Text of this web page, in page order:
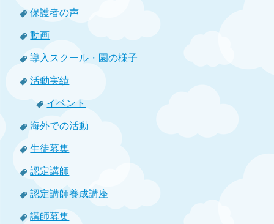
保護者の声
動画
導入スクール・園の様子
活動実績
イベント
海外での活動
生徒募集
認定講師
認定講師養成講座
講師募集